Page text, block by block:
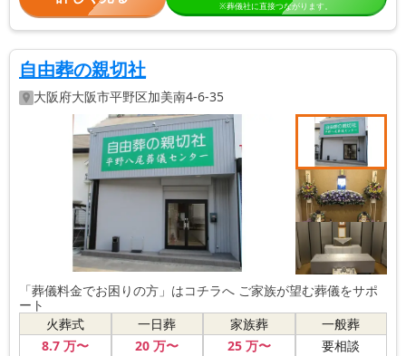
※葬儀社に直接つながります。
自由葬の親切社
大阪府大阪市平野区加美南4-6-35
「葬儀料金でお困りの方」はコチラへ ご家族が望む葬儀をサポ
ート
火葬式
8.7万〜
一日葬
20 万〜
家族葬
25万〜
一般葬
要相談